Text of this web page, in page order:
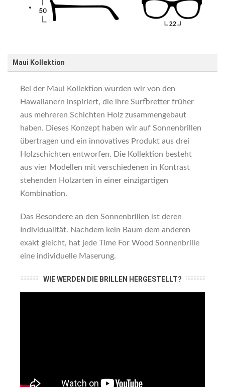
Maui Kollektion
Bei der Maui Kollektion wurden wir von den
Hawaiianern inspiriert, die ihre Surfbretter früher
aus mehreren Schichten Holz zusammengebaut
haben. Dieses Konzept haben wir auf Sonnenbrillen
übertragen und ein innovatives Produkt aus drei
Holzschichten entworfen. Die Kollektion besteht
aus vier Modellen mit verschiedenen in Kontrast
stehenden Holzarten in einer einzigartigen
Kombination.
Das Besondere an den Sonnenbrillen ist deren
Individualität. Nachdem kein Baum dem anderen
exakt gleicht, hat jede Time For Wood Sonnenbrille
eine individuelle Maserung.
WIE WERDEN DIE BRILLEN HERGESTELLT?